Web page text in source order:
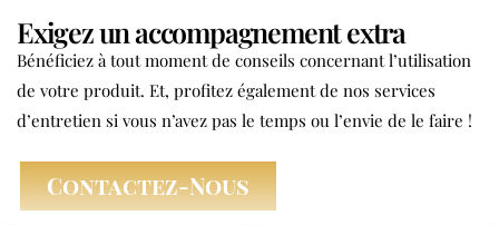
Exigez un accompagnement extra
Bénéficiez à tout moment de conseils concernant l’utilisation
de votre produit. Et, profitez également de nos services
d’entretien si vous n’avez pas le temps ou l’envie de le faire !
Contactez-Nous